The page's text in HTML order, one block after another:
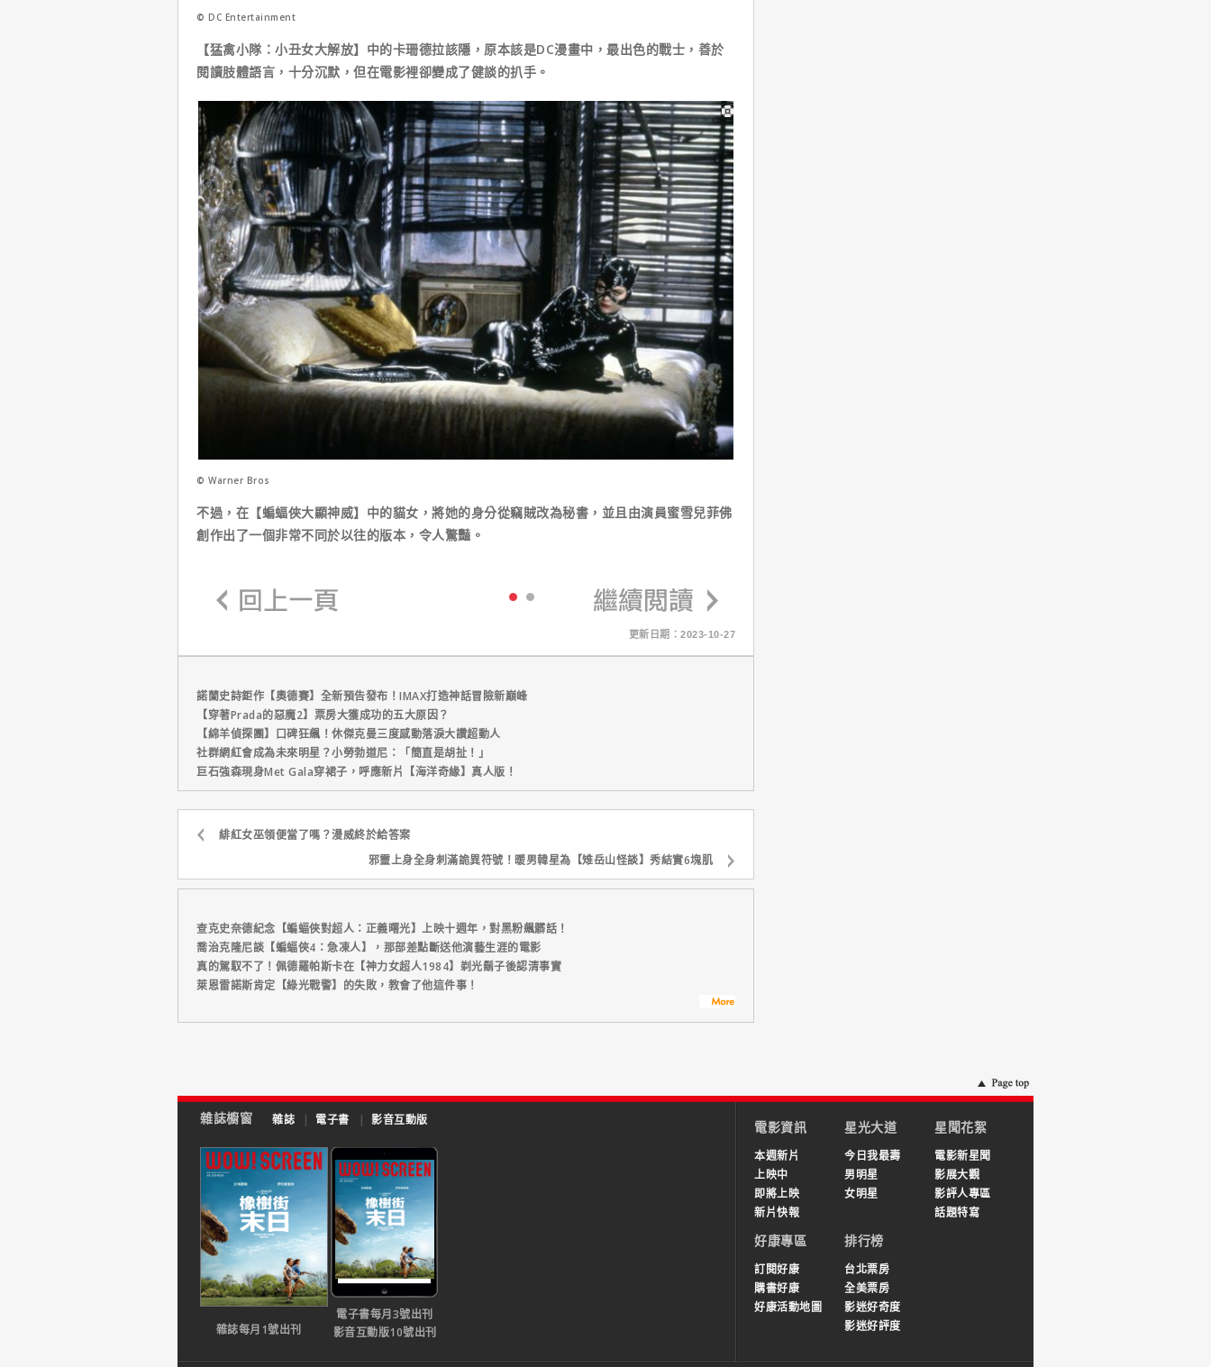
© DC Entertainment
【猛禽小隊：小丑女大解放】中的卡珊德拉該隱，原本該是DC漫畫中，最出色的戰士，善於
閱讀肢體語言，十分沉默，但在電影裡卻變成了健談的扒手。
© Warner Bros
不過，在【蝙蝠俠大顯神威】中的貓女，將她的身分從竊賊改為秘書，並且由演員蜜雪兒菲佛
創作出了一個非常不同於以往的版本，令人驚豔。
更新日期：2023-10-27
諾蘭史詩鉅作【奧德賽】全新預告發布！IMAX打造神話冒險新巔峰
【穿著Prada的惡魔2】票房大獲成功的五大原因？
【綿羊偵探團】口碑狂飆！休傑克曼三度感動落淚大讚超動人
社群網紅會成為未來明星？小勞勃道尼：「簡直是胡扯！」
巨石強森現身Met Gala穿裙子，呼應新片【海洋奇緣】真人版！
緋紅女巫領便當了嗎？漫威終於給答案
邪靈上身全身刺滿詭異符號！暖男韓星為【雉岳山怪談】秀結實6塊肌
查克史奈德紀念【蝙蝠俠對超人：正義曙光】上映十週年，對黑粉飆髒話！
喬治克隆尼談【蝙蝠俠4：急凍人】，那部差點斷送他演藝生涯的電影
真的駕馭不了！佩德羅帕斯卡在【神力女超人1984】剃光鬍子後認清事實
萊恩雷諾斯肯定【綠光戰警】的失敗，教會了他這件事！
雜誌櫥窗 雜誌 | 電子書 | 影音互動版
雜誌每月1號出刊
電子書每月3號出刊
影音互動版10號出刊
電影資訊
本週新片
上映中
即將上映
新片快報
星光大道
今日我最壽
男明星
女明星
星聞花絮
電影新星聞
影展大觀
影評人專區
話題特寫
好康專區
訂閱好康
購書好康
好康活動地圖
排行榜
台北票房
全美票房
影迷好奇度
影迷好評度